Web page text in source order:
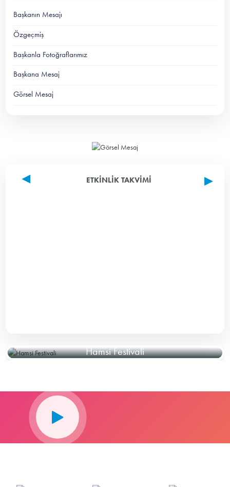
Başkanın Mesajı
Özgeçmiş
Başkanla Fotoğraflarımız
Başkana Mesaj
Görsel Mesaj
ETKINLIK TAKVIMI
Hamsi Festivali